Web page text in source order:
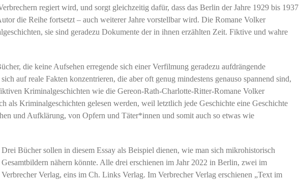
regiert wird, und sorgt gleichzeitig dafür, dass das Berlin der Jahre 1929 bis 1937
die Reihe fortsetzt – auch weiterer Jahre vorstellbar wird. Die Romane Volker
sie sind geradezu Dokumente der in ihnen erzählten Zeit. Fiktive und wahre
die keine Aufsehen erregende sich einer Verfilmung geradezu aufdrängende
auf reale Fakten konzentrieren, die aber oft genug mindestens genauso spannend sind,
Kriminalgeschichten wie die Gereon-Rath-Charlotte-Ritter-Romane Volker
als Kriminalgeschichten gelesen werden, weil letztlich jede Geschichte eine Geschichte
und Aufklärung, von Opfern und Täter*innen und somit auch so etwas wie
Drei Bücher sollen in diesem Essay als Beispiel dienen, wie man sich mikrohistorisch
Gesamtbildern nähern könnte. Alle drei erschienen im Jahr 2022 in Berlin, zwei im
Verbrecher Verlag, eins im Ch. Links Verlag. Im Verbrecher Verlag erschienen „Text im